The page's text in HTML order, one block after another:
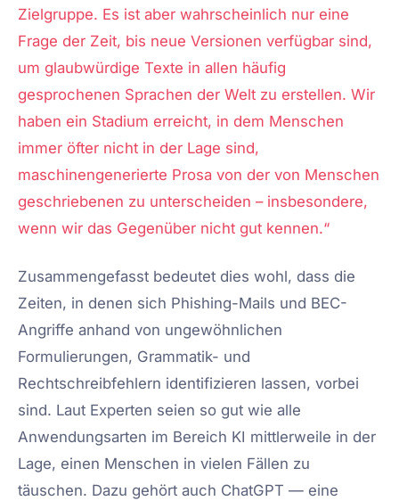
Zielgruppe. Es ist aber wahrscheinlich nur eine
Frage der Zeit, bis neue Versionen verfügbar sind,
um glaubwürdige Texte in allen häufig
gesprochenen Sprachen der Welt zu erstellen. Wir
haben ein Stadium erreicht, in dem Menschen
immer öfter nicht in der Lage sind,
maschinengenerierte Prosa von der von Menschen
geschriebenen zu unterscheiden – insbesondere,
wenn wir das Gegenüber nicht gut kennen.“
Zusammengefasst bedeutet dies wohl, dass die
Zeiten, in denen sich Phishing-Mails und BEC-
Angriffe anhand von ungewöhnlichen
Formulierungen, Grammatik- und
Rechtschreibfehlern identifizieren lassen, vorbei
sind. Laut Experten seien so gut wie alle
Anwendungsarten im Bereich KI mittlerweile in der
Lage, einen Menschen in vielen Fällen zu
täuschen. Dazu gehört auch ChatGPT — eine